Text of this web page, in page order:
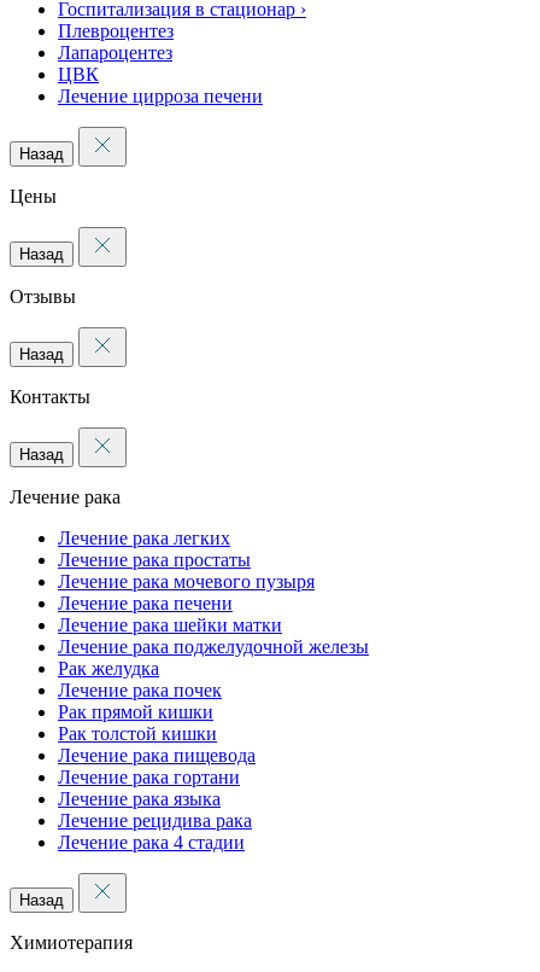
Госпитализация в стационар ›
Плевроцентез
Лапароцентез
ЦВК
Лечение цирроза печени
Назад
Цены
Назад
Отзывы
Назад
Контакты
Назад
Лечение рака
Лечение рака легких
Лечение рака простаты
Лечение рака мочевого пузыря
Лечение рака печени
Лечение рака шейки матки
Лечение рака поджелудочной железы
Рак желудка
Лечение рака почек
Рак прямой кишки
Рак толстой кишки
Лечение рака пищевода
Лечение рака гортани
Лечение рака языка
Лечение рецидива рака
Лечение рака 4 стадии
Назад
Химиотерапия